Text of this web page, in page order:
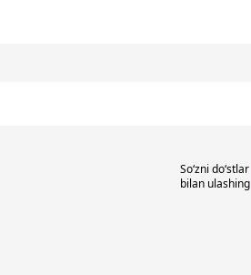
So‘zni do‘stlar
bilan ulashing